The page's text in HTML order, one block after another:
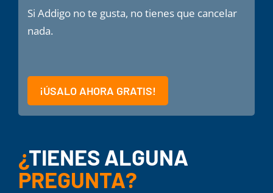
¿TIENES ALGUNA
PREGUNTA?
Si Addigo no te gusta, no tienes que cancelar
nada.
¡ÚSALO AHORA GRATIS!